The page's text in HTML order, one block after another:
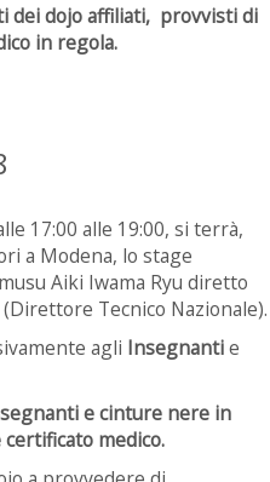
dei dojo affiliati, provvisti di
in regola.
17:00 alle 19:00, si terrà,
a Modena, lo stage
Aiki Iwama Ryu diretto
(Direttore Tecnico Nazionale).
agli Insegnantie
e cinture nere in
medico.